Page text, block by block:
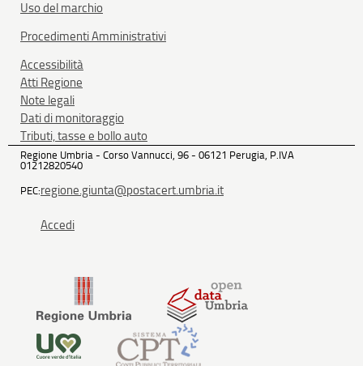
Uso del marchio
Procedimenti Amministrativi
Accessibilità
Atti Regione
Note legali
Dati di monitoraggio
Tributi, tasse e bollo auto
Regione Umbria - Corso Vannucci, 96 - 06121 Perugia, P.IVA
01212820540
PEC:regione.giunta@postacert.umbria.it
Accedi